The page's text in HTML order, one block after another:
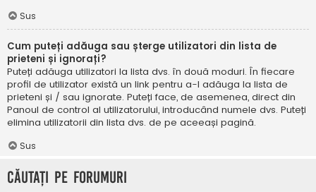
Sus
Cum puteți adăuga sau șterge utilizatori din lista de
prieteni și ignorați?
Puteți adăuga utilizatori la lista dvs. în două moduri. În fiecare
profil de utilizator există un link pentru a-l adăuga la lista de
prieteni și / sau ignorate. Puteți face, de asemenea, direct din
Panoul de control al utilizatorului, introducând numele dvs. Puteți
elimina utilizatorii din lista dvs. de pe aceeași pagină.
Sus
Căutați pe forumuri